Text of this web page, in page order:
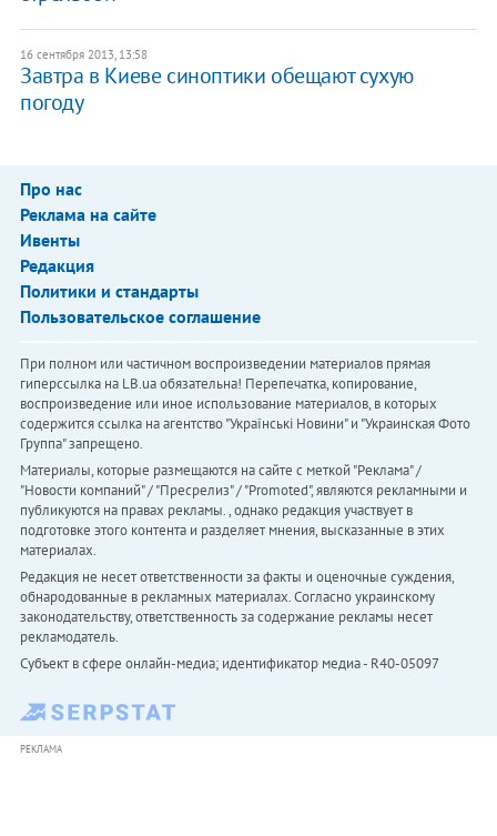
16 сентября 2013, 13:58
Завтра в Киеве синоптики обещают сухую
погоду
Про нас
Реклама на сайте
Ивенты
Редакция
Политики и стандарты
Пользовательское соглашение
При полном или частичном воспроизведении материалов прямая
гиперссылка на LB.ua обязательна! Перепечатка, копирование,
воспроизведение или иное использование материалов, в которых
содержится ссылка на агентство "Українськi Новини" и "Украинская Фото
Группа" запрещено.
Материалы, которые размещаются на сайте с меткой "Реклама" /
"Новости компаний" / "Пресрелиз" / "Promoted", являются рекламными и
публикуются на правах рекламы. , однако редакция участвует в
подготовке этого контента и разделяет мнения, высказанные в этих
материалах.
Редакция не несет ответственности за факты и оценочные суждения,
обнародованные в рекламных материалах. Согласно украинскому
законодательству, ответственность за содержание рекламы несет
рекламодатель.
Субъект в сфере онлайн-медиа; идентификатор медиа - R40-05097
РЕКЛАМА